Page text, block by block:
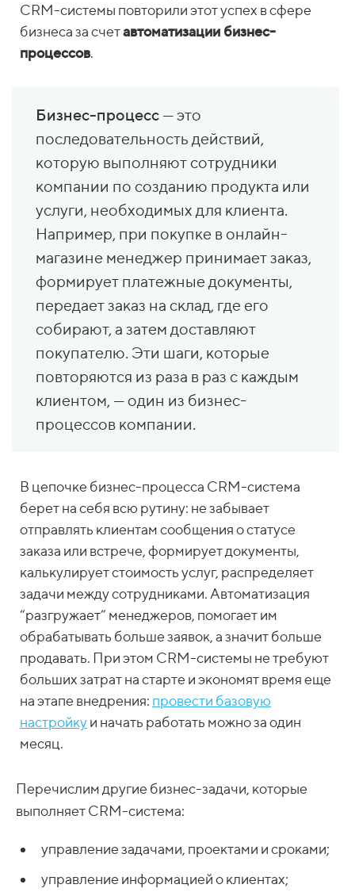
CRM-системы повторили этот успех в сфере
бизнеса за счетавтоматизации бизнес-
процессов.
Бизнес-процесс — это
последовательность действий,
которую выполняют сотрудники
компании по созданию продукта или
услуги, необходимых для клиента.
Например, при покупке в онлайн-
магазине менеджер принимает заказ,
формирует платежные документы,
передает заказ на склад, где его
собирают, а затем доставляют
покупателю. Эти шаги, которые
повторяются из раза в раз с каждым
клиентом, — один из бизнес-
процессов компании.
В цепочке бизнес-процесса CRM-система
берет на себя всю рутину: не забывает
отправлять клиентам сообщения о статусе
заказа или встрече, формирует документы,
калькулирует стоимость услуг, распределяет
задачи между сотрудниками. Автоматизация
“разгружает” менеджеров, помогает им
обрабатывать больше заявок, а значит больше
продавать. При этом CRM-системы не требуют
больших затрат на старте и экономят время еще
на этапе внедрения: провести базовую
настройкуи начать работать можно за один
месяц.
Перечислим другие бизнес-задачи, которые
выполняетCRM-система:
управление задачами, проектами и сроками;
управление информацией о клиентах;